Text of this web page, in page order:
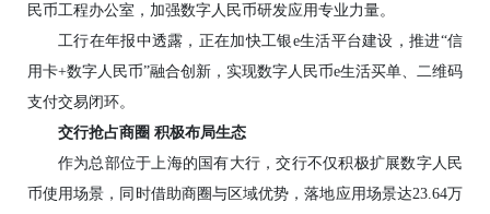
民币工程办公室，加强数字人民币研发应用专业力量。
工行在年报中透露，正在加快工银e生活平台建设，推进“信
用卡+数字人民币”融合创新，实现数字人民币e生活买单、二维码
支付交易闭环。
交行抢占商圈 积极布局生态
作为总部位于上海的国有大行，交行不仅积极扩展数字人民
币使用场景，同时借助商圈与区域优势，落地应用场景达23.64万